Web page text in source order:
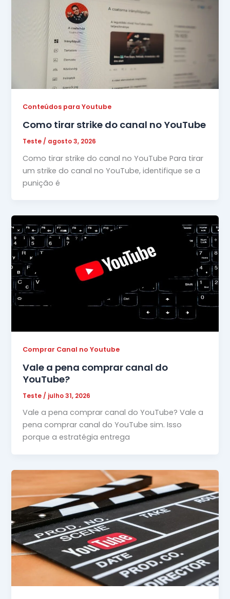
Conteúdos para Youtube
Como tirar strike do canal no YouTube
Teste / agosto 3, 2026
Como tirar strike do canal no YouTube Para tirar
um strike do canal no YouTube, identifique se a
punição é
Comprar Canal no Youtube
Vale a pena comprar canal do
YouTube?
Teste / julho 31, 2026
Vale a pena comprar canal do YouTube? Vale a
pena comprar canal do YouTube sim. Isso
porque a estratégia entrega